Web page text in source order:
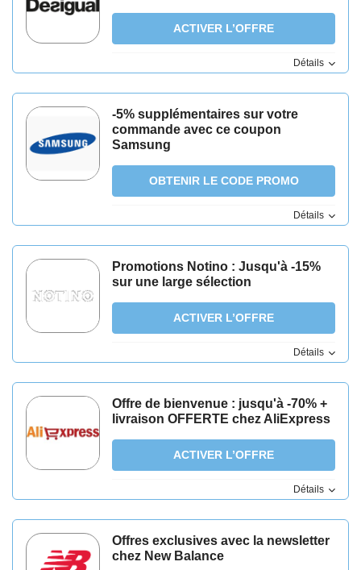
ACTIVER L’OFFRE
Détails
-5% supplémentaires sur votre
commande avec ce coupon
Samsung
OBTENIR LE CODE PROMO
Détails
Promotions Notino : Jusqu'à -15%
sur une large sélection
ACTIVER L’OFFRE
Détails
Offre de bienvenue : jusqu'à -70% +
livraison OFFERTE chez AliExpress
ACTIVER L’OFFRE
Détails
Offres exclusives avec la newsletter
chez New Balance